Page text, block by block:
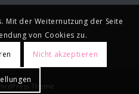
Theme
Mit der Weiternutzung der Seite
von Cookies zu.
Nicht akzeptieren